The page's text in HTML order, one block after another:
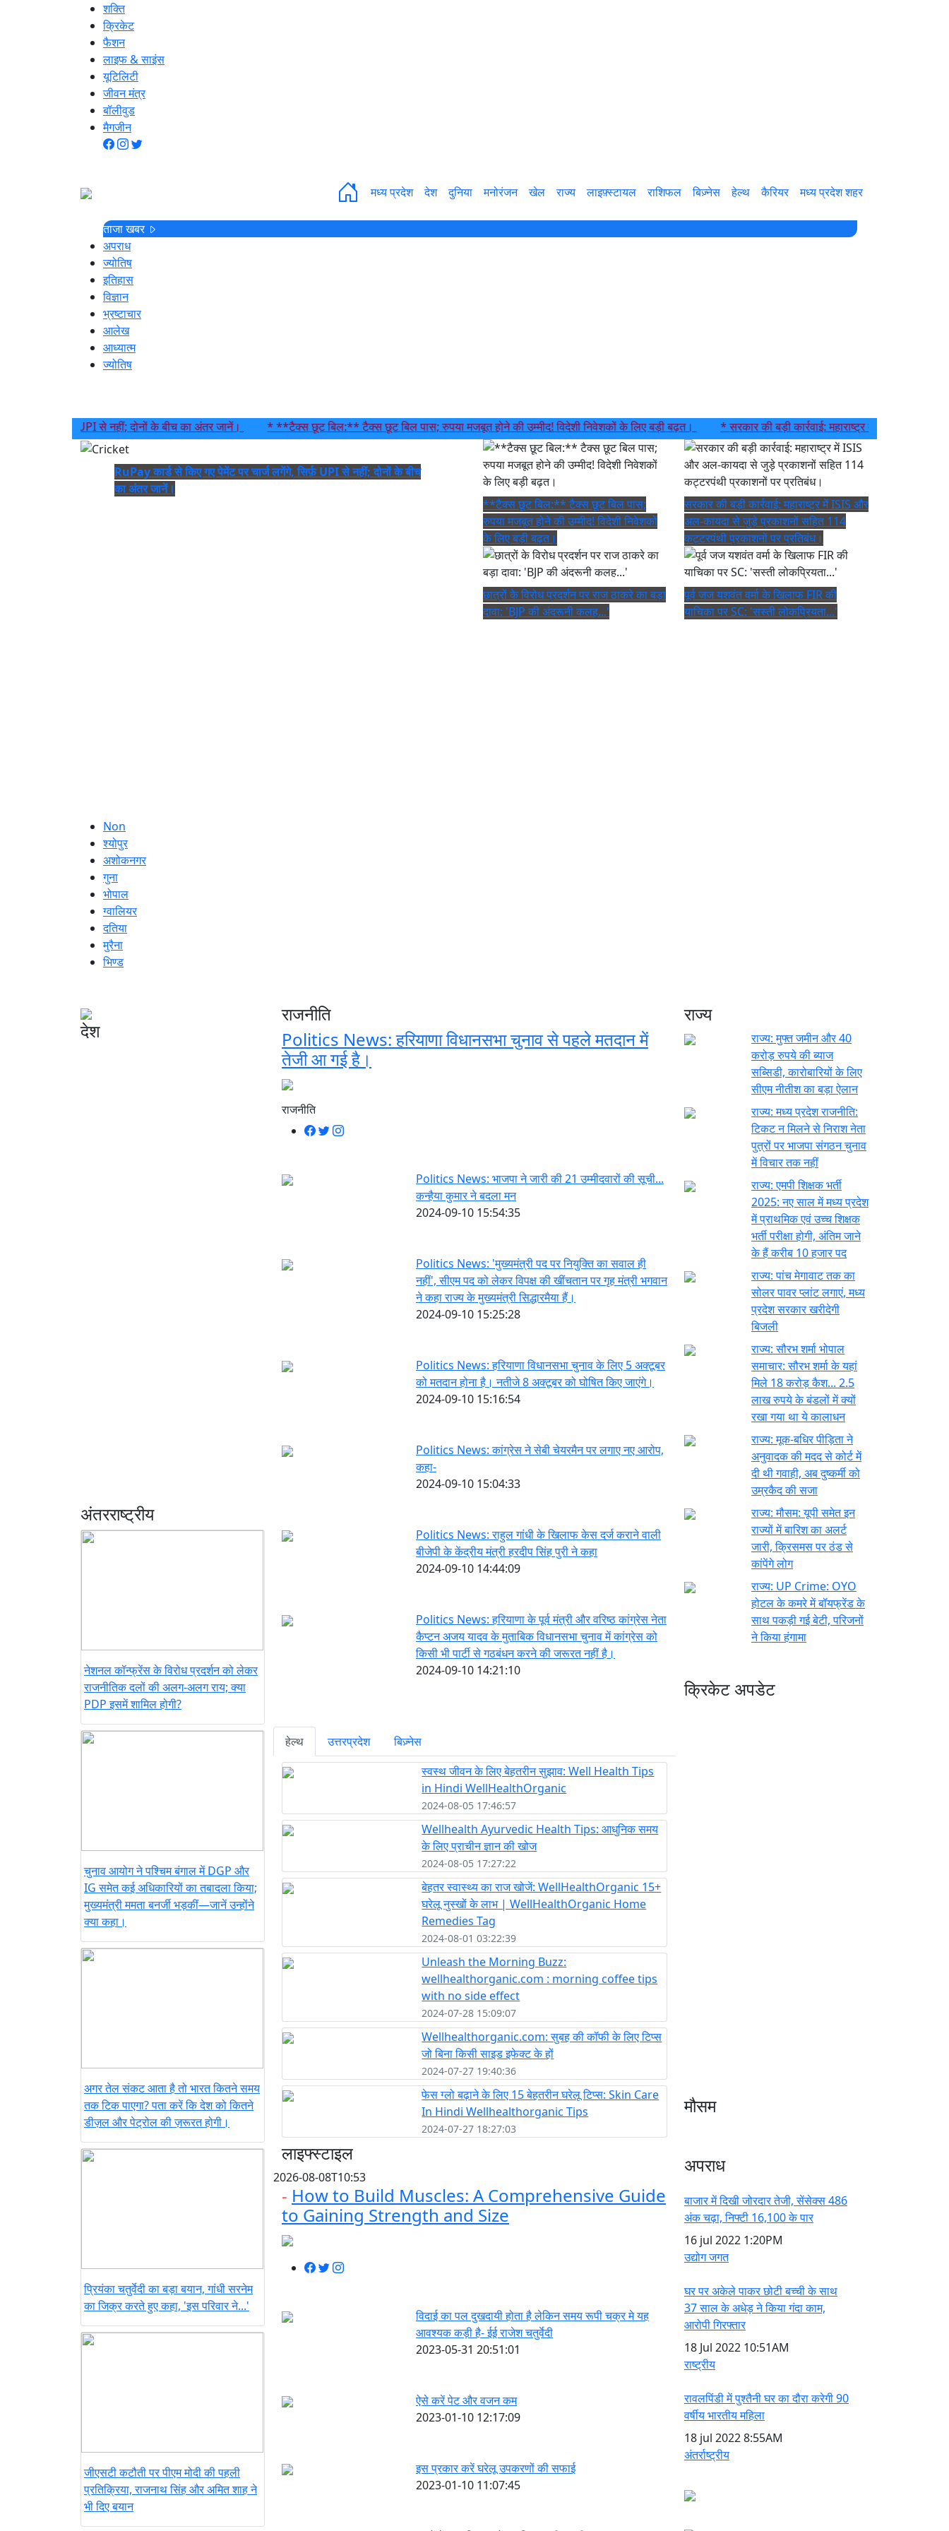
शक्ति
क्रिकेट
फैशन
लाइफ & साइंस
यूटिलिटी
जीवन मंत्र
बॉलीवुड
मैगजीन
मध्य प्रदेश देश दुनिया मनोरंजन खेल राज्य लाइफ़्स्टायल राशिफल बिज़्नेस हेल्थ कैरियर मध्य प्रदेश शहर
ताजा खबर
अपराध
ज्योतिष
इतिहास
विज्ञान
भ्रष्टाचार
आलेख
आध्यात्म
ज्योतिष
सिर्फ़ UPI से नहीं; दोनों के बीच का अंतर जानें। * **टैक्स छूट बिल:** टैक्स छूट बिल पास; रुपया मजबूत होने की उम्मीद! विदेशी निवेशकों के लिए बड़ी बढ़त। * सरकार की बड़ी कार्रवाई: महाराष्ट्र में ISIS और अल-
RuPay कार्ड से किए गए पेमेंट पर चार्ज लगेंगे, सिर्फ़ UPI से नहीं; दोनों के बीच
का अंतर जानें।
**टैक्स छूट बिल:** टैक्स छूट बिल पास;
रुपया मजबूत होने की उम्मीद! विदेशी निवेशकों
के लिए बड़ी बढ़त।
सरकार की बड़ी कार्रवाई: महाराष्ट्र में ISIS और
अल-कायदा से जुड़े प्रकाशनों सहित 114
कट्टरपंथी प्रकाशनों पर प्रतिबंध।
छात्रों के विरोध प्रदर्शन पर राज ठाकरे का बड़ा
दावा: 'BJP की अंदरूनी कलह...'
पूर्व जज यशवंत वर्मा के खिलाफ FIR की
याचिका पर SC: 'सस्ती लोकप्रियता...'
Non
श्योपुर
अशोकनगर
गुना
भोपाल
ग्वालियर
दतिया
मुरैना
भिण्ड
देश
अंतरराष्ट्रीय
नेशनल कॉन्फ्रेंस के विरोध प्रदर्शन को लेकर
राजनीतिक दलों की अलग-अलग राय; क्या
PDP इसमें शामिल होगी?
चुनाव आयोग ने पश्चिम बंगाल में DGP और
IG समेत कई अधिकारियों का तबादला किया;
मुख्यमंत्री ममता बनर्जी भड़कीं—जानें उन्होंने
क्या कहा।
अगर तेल संकट आता है तो भारत कितने समय
तक टिक पाएगा? पता करें कि देश को कितने
डीज़ल और पेट्रोल की ज़रूरत होगी।
प्रियंका चतुर्वेदी का बड़ा बयान, गांधी सरनेम
का जिक्र करते हुए कहा, 'इस परिवार ने...'
जीएसटी कटौती पर पीएम मोदी की पहली
प्रतिक्रिया, राजनाथ सिंह और अमित शाह ने
भी दिए बयान
राजनीति
Politics News: हरियाणा विधानसभा चुनाव से पहले मतदान में
तेजी आ गई है।
राजनीति
Politics News: भाजपा ने जारी की 21 उम्मीदवारों की सूची...
कन्हैया कुमार ने बदला मन
2024-09-10 15:54:35
Politics News: 'मुख्यमंत्री पद पर नियुक्ति का सवाल ही
नहीं', सीएम पद को लेकर विपक्ष की खींचतान पर गृह मंत्री भगवान
ने कहा राज्य के मुख्यमंत्री सिद्धारमैया हैं।
2024-09-10 15:25:28
Politics News: हरियाणा विधानसभा चुनाव के लिए 5 अक्टूबर
को मतदान होना है। नतीजे 8 अक्टूबर को घोषित किए जाएंगे।
2024-09-10 15:16:54
Politics News: कांग्रेस ने सेबी चेयरमैन पर लगाए नए आरोप,
कहा-
2024-09-10 15:04:33
Politics News: राहुल गांधी के खिलाफ केस दर्ज कराने वाली
बीजेपी के केंद्रीय मंत्री हरदीप सिंह पुरी ने कहा
2024-09-10 14:44:09
Politics News: हरियाणा के पूर्व मंत्री और वरिष्ठ कांग्रेस नेता
कैप्टन अजय यादव के मुताबिक विधानसभा चुनाव में कांग्रेस को
किसी भी पार्टी से गठबंधन करने की जरूरत नहीं है।
2024-09-10 14:21:10
हेल्थ उत्तरप्रदेश
बिज़्नेस
स्वस्थ जीवन के लिए बेहतरीन सुझाव: Well Health Tips
in Hindi WellHealthOrganic
2024-08-05 17:46:57
Wellhealth Ayurvedic Health Tips: आधुनिक समय
के लिए प्राचीन ज्ञान की खोज
2024-08-05 17:27:22
बेहतर स्वास्थ्य का राज खोजें: WellHealthOrganic 15+
घरेलू नुस्खों के लाभ | WellHealthOrganic Home
Remedies Tag
2024-08-01 03:22:39
Unleash the Morning Buzz:
wellhealthorganic.com : morning coffee tips
with no side effect
2024-07-28 15:09:07
Wellhealthorganic.com: सुबह की कॉफी के लिए टिप्स
जो बिना किसी साइड इफेक्ट के हों
2024-07-27 19:40:36
फेस ग्लो बढ़ाने के लिए 15 बेहतरीन घरेलू टिप्स: Skin Care
In Hindi Wellhealthorganic Tips
2024-07-27 18:27:03
लाइफ्स्टाइल
2026-08-08T10:53
- How to Build Muscles: A Comprehensive Guide
to Gaining Strength and Size
विदाई का पल दुखदायी होता है लेकिन समय रूपी चक्र मे यह
आवश्यक कड़ी है- ईई राजेश चतुर्वेदी
2023-05-31 20:51:01
ऐसे करें पेट और वजन कम
2023-01-10 12:17:09
इस प्रकार करें घरेलू उपकरणों की सफाई
2023-01-10 11:07:45
राज्य
राज्य:मुफ्त जमीन और 40
करोड़ रुपये की ब्याज
सब्सिडी, कारोबारियों के लिए
सीएम नीतीश का बड़ा ऐलान
राज्य:मध्य प्रदेश राजनीति:
टिकट न मिलने से निराश नेता
पुत्रों पर भाजपा संगठन चुनाव
में विचार तक नहीं
राज्य:एमपी शिक्षक भर्ती
2025: नए साल में मध्य प्रदेश
में प्राथमिक एवं उच्च शिक्षक
भर्ती परीक्षा होगी, अंतिम जाने
के हैं करीब 10 हजार पद
राज्य:पांच मेगावाट तक का
सोलर पावर प्लांट लगाएं, मध्य
प्रदेश सरकार खरीदेगी
बिजली
राज्य:सौरभ शर्मा भोपाल
समाचार: सौरभ शर्मा के यहां
मिले 18 करोड़ कैश... 2.5
लाख रुपये के बंडलों में क्यों
रखा गया था ये कालाधन
राज्य:मूक-बधिर पीड़िता ने
अनुवादक की मदद से कोर्ट में
दी थी गवाही, अब दुष्कर्मी को
उम्रकैद की सजा
राज्य:मौसम: यूपी समेत इन
राज्यों में बारिश का अलर्ट
जारी, क्रिसमस पर ठंड से
कांपेंगे लोग
राज्य: UP Crime: OYO
होटल के कमरे में बॉयफ्रेंड के
साथ पकड़ी गई बेटी, परिजनों
ने किया हंगामा
क्रिकेट अपडेट
मौसम
अपराध
बाजार में दिखी जोरदार तेजी, सेंसेक्स 486
अंक चढ़ा, निफ्टी 16,100 के पार
16 jul 2022 1:20PM
उद्योग जगत
घर पर अकेले पाकर छोटी बच्ची के साथ
37 साल के अधेड़ ने किया गंदा काम,
आरोपी गिरफ्तार
18 Jul 2022 10:51AM
राष्ट्रीय
रावलपिंडी में पुश्तैनी घर का दौरा करेगी 90
वर्षीय भारतीय महिला
18 jul 20228:55AM
अंतर्राष्ट्रीय